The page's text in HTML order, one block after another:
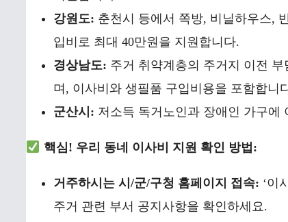
강원도: 춘천시 등에서 쪽방, 비닐하우스,
입비로 최대 40만원을 지원합니다.
경상남도: 주거 취약계층의 주거지 이전
며, 이사비와 생필품 구입비용을 포함합니
군산시: 저소득 독거노인과 장애인 가구에
핵심! 우리 동네 이사비 지원 확인 방법:
거주하시는 시/군/구청 홈페이지 접속: ‘이
주거 관련 부서 공지사항을 확인하세요.